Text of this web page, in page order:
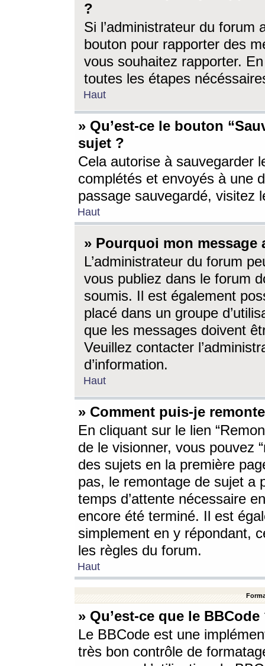
?
Si l’administrateur du forum
bouton pour rapporter des
vous souhaitez rapporter.
toutes les étapes
Haut
» Qu’est-ce le bouton
sujet ?
Cela autorise à sauvegarder
complétés et envoyés à une
passage sauvegardé, visitez
Haut
» Pourquoi mon message
L’administrateur du forum
vous publiez dans le forum
soumis. Il est également
placé dans un groupe
que les messages doivent
Veuillez contacter
d’information.
Haut
» Comment puis-je
En cliquant sur le lien
de le visionner, vous pouvez
des sujets en la première
pas, le remontage de sujet a
temps d’attente nécessaire
encore été terminé. Il est
simplement en y répondant,
les règles du forum.
Haut
» Qu’est-ce que le BBCode
Le BBCode est une
très bon contrôle de